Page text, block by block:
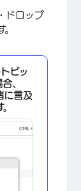
ドロップ
トピッ
、
言及